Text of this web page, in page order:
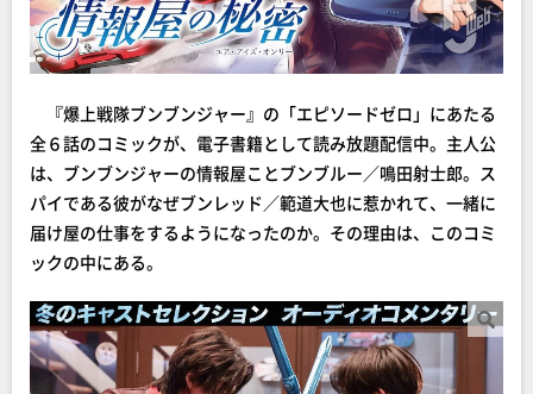
『爆上戦隊ブンブンジャー』の「エピソードゼロ」にあたる
全６話のコミックが、電子書籍として読み放題配信中。主人公
は、ブンブンジャーの情報屋ことブンブルー／鳴田射士郎。ス
パイである彼がなぜブンレッド／範道大也に惹かれて、一緒に
届け屋の仕事をするようになったのか。その理由は、このコミ
ックの中にある。